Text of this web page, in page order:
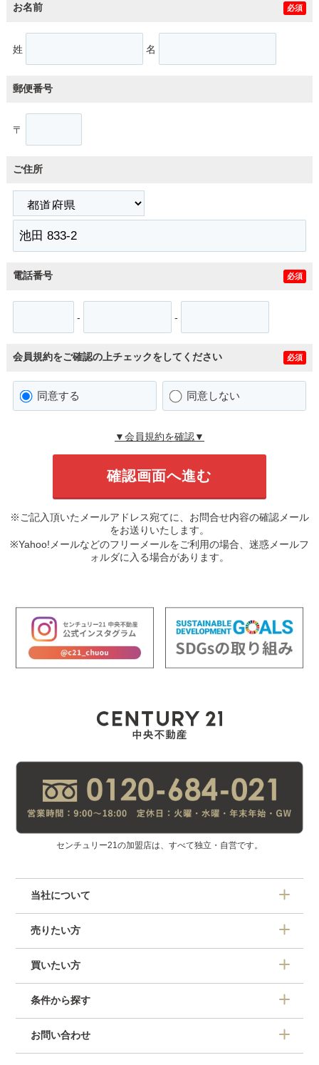
お名前 必須
姓 名
郵便番号
〒
ご住所
電話番号 必須
- -
会員規約をご確認の上チェックをしてください 必須
同意する 同意しない
▼会員規約を確認▼
※ご記入頂いたメールアドレス宛てに、お問合せ内容の確認メール
をお送りいたします。
※Yahoo!メールなどのフリーメールをご利用の場合、迷惑メールフ
ォルダに入る場合があります。
センチュリー21の加盟店は、すべて独立・自営です。
当社について
売りたい方
買いたい方
条件から探す
お問い合わせ